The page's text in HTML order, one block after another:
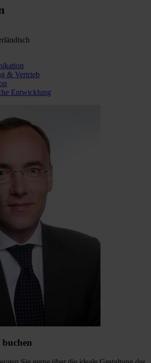
& Vertrieb
Entwicklung